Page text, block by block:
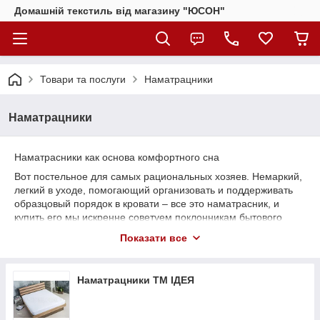
Домашній текстиль від магазину "ЮСОН"
Товари та послуги Наматрацники
Наматрацники
Наматрасники как основа комфортного сна
Вот постельное для самых рациональных хозяев. Немаркий,
легкий в уходе, помогающий организовать и поддерживать
образцовый порядок в кровати – все это наматрасник, и
купить его мы искренне советуем поклонникам бытового
выполняет сразу несколько функций.
· для гигиеничности – он станет тем чехлом, что
соберет грязь, пыль и пятна, и постирать, выбить и высушить
Показати все
Наматрацники ТМ ІДЕЯ